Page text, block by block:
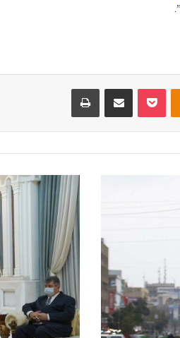
Odnoklassniki
‫Pocketمشاركة عبر البريد طباعة
رئيس
الجمهورية
يبحث
مع
محافظ
واسط
الأوضاع
الأمنية
في
المحافظة